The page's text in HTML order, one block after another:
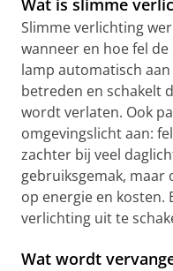
Wat is slimme
Slimme verlichting
wanneer en hoe fel
lamp automatisch
betreden en schakelt
wordt verlaten. Ook
omgevingslicht aan:
zachter bij veel
gebruiksgemak, maar
op energie en kosten.
verlichting uit te
Wat wordt